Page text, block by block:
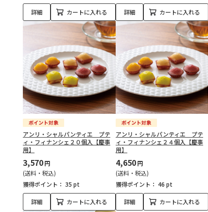
詳細 カートに入れる 詳細 カートに入れる
アンリ・シャルパンティエ プテ
ィ・フィナンシェ２０個入【慶事
用】
3,570円
(送料・税込)
獲得ポイント： 35 pt
詳細 カートに入れる
アンリ・シャルパンティエ プテ
ィ・フィナンシェ２４個入【慶事
用】
4,650円
(送料・税込)
獲得ポイント： 46 pt
詳細 カートに入れる